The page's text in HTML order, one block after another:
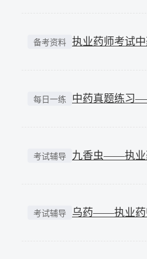
备考资料 执业药师考试
每日一练 中药真题练习
考试辅导 九香虫——执业
考试辅导 乌药——执业药